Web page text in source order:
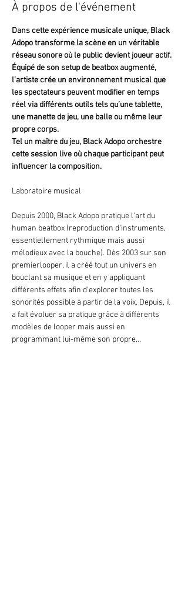
À propos de l'événement
Dans cette expérience musicale unique, Black
Adopo transforme la scène en un véritable
réseau sonore où le public devient joueur actif.
Équipé de son setup de beatbox augmenté,
l’artiste crée un environnement musical que
les spectateurs peuvent modifier en temps
réel via différents outils tels qu’une tablette,
une manette de jeu, une balle ou même leur
propre corps.
Tel un maître du jeu, Black Adopo orchestre
cette session live où chaque participant peut
influencer la composition.
Laboratoire musical
Depuis 2000, Black Adopo pratique l'art du
human beatbox (reproduction d’instruments,
essentiellement rythmique mais aussi
mélodieux avec la bouche). Dès 2003 sur son
premierlooper, il a créé tout un univers en
bouclant sa musique et en y appliquant
différents effets afin d’explorer toutes les
sonorités possible à partir de la voix. Depuis, il
a fait évoluer sa pratique grâce à différents
modèles de looper mais aussi en
programmant lui-même son propre…